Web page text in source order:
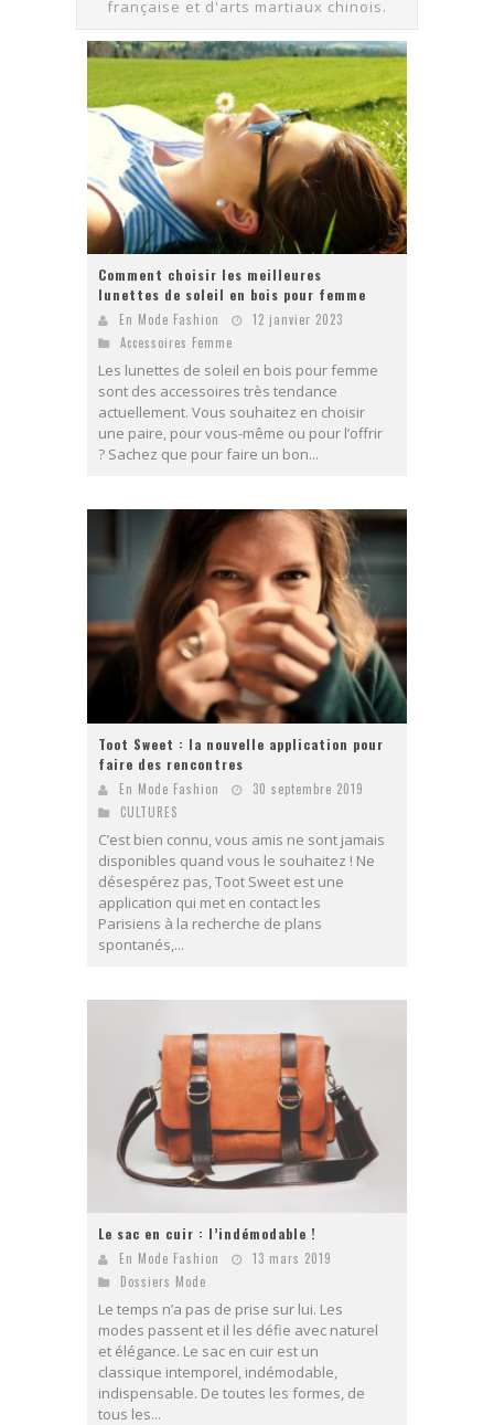
française et d'arts martiaux chinois.
Comment choisir les meilleures
lunettes de soleil en bois pour femme
En Mode Fashion
12 janvier 2023
Accessoires Femme
Les lunettes de soleil en bois pour femme
sont des accessoires très tendance
actuellement. Vous souhaitez en choisir
une paire, pour vous-même ou pour l’offrir
? Sachez que pour faire un bon...
Toot Sweet : la nouvelle application pour
faire des rencontres
En Mode Fashion
30 septembre 2019
CULTURES
C’est bien connu, vous amis ne sont jamais
disponibles quand vous le souhaitez ! Ne
désespérez pas, Toot Sweet est une
application qui met en contact les
Parisiens à la recherche de plans
spontanés,...
Le sac en cuir : l’indémodable !
En Mode Fashion
13 mars 2019
Dossiers Mode
Le temps n’a pas de prise sur lui. Les
modes passent et il les défie avec naturel
et élégance. Le sac en cuir est un
classique intemporel, indémodable,
indispensable. De toutes les formes, de
tous les...